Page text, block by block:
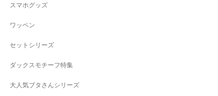
スマホグッズ
ワッペン
セットシリーズ
ダックスモチーフ特集
大人気ブタさんシリーズ